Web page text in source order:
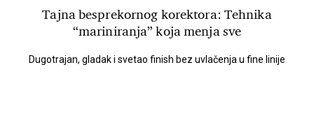
Tajna besprekornog korektora: Tehnika
“mariniranja” koja menja sve
Dugotrajan, gladak i svetao finish bez uvlačenja u fine linije